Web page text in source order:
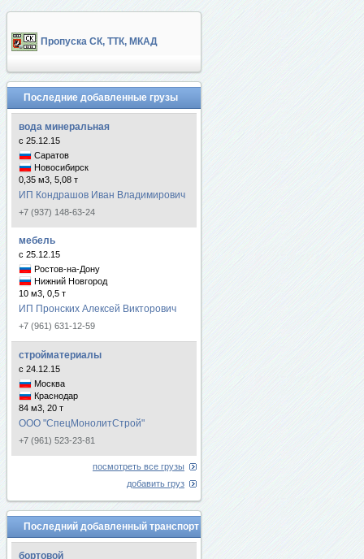
Пропуска СК, ТТК, МКАД
Последние добавленные грузы
вода минеральная
с 25.12.15
Саратов
Новосибирск
0,35 м3, 5,08 т
ИП Кондрашов Иван Владимирович
+7 (937) 148-63-24
мебель
с 25.12.15
Ростов-на-Дону
Нижний Новгород
10 м3, 0,5 т
ИП Пронских Алексей Викторович
+7 (961) 631-12-59
стройматериалы
с 24.12.15
Москва
Краснодар
84 м3, 20 т
ООО "СпецМонолитСтрой"
+7 (961) 523-23-81
посмотреть все грузы
добавить груз
Последний добавленный транспорт
бортовой